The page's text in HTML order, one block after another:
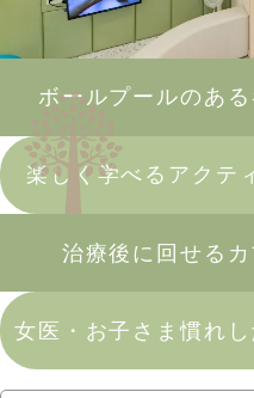
ボールプールのあ
楽しく学べるアクテ
治療後に回せる
女医・お子さま慣れ